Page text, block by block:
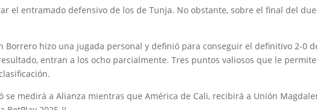
el entramado defensivo de los de Tunja. No obstante, sobre el final del
Borrero hizo una jugada personal y definió para conseguir el definitivo 2-0
resultado, entran a los ocho parcialmente. Tres puntos valiosos que le
se medirá a Alianza mientras que América de Cali, recibirá a Unión